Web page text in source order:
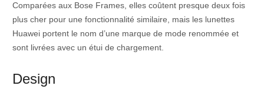
Comparées aux Bose Frames, elles coûtent presque deux fois
plus cher pour une fonctionnalité similaire, mais les lunettes
Huawei portent le nom d’une marque de mode renommée et
sont livrées avec un étui de chargement.
Design